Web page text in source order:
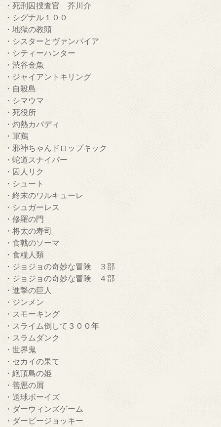
・死刑囚捜査官 芥川介
・シグナル１００
・地獄の教頭
・シスターとヴァンパイア
・シティーハンター
・渋谷金魚
・ジャイアントキリング
・自殺島
・シマウマ
・死役所
・灼熱カバディ
・軍鶏
・邪神ちゃんドロップキック
・蛇道スナイパー
・囚人リク
・シュート
・終末のワルキューレ
・シュガーレス
・修羅の門
・将太の寿司
・食戟のソーマ
・食糧人類
・ジョジョの奇妙な冒険 ３部
・ジョジョの奇妙な冒険 ４部
・進撃の巨人
・ジンメン
・スモーキング
・スライム倒して３００年
・スラムダンク
・世界鬼
・セカイの果て
・絶頂島の姫
・善悪の屑
・送球ボーイズ
・ダーウィンズゲーム
・ダービージョッキー